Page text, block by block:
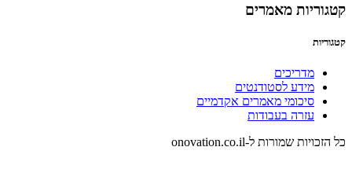
קטגוריות מאמרים
קטגוריות
מדריכים
מידע לסטודנטים
סיכומי מאמרים אקדמיים
עזרה בעבודות
כל הזכויות שמורות ל-onovation.co.il